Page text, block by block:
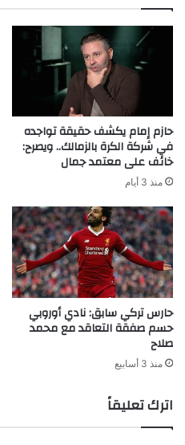
حازم إمام يكشف حقيقة تواجده
في شركة الكرة بالزمالك.. ويصرح:
خائف على معتمد جمال
منذ 3 أيام
حارس تركي سابق: نادي أوروبي
حسم صفقة التعاقد مع محمد
صلاح
منذ 3 أسابيع
اترك تعليقاً